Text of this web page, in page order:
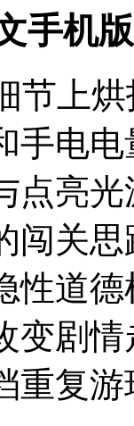
手机
节上
手电
点亮
闯关
性道
变剧
重复游